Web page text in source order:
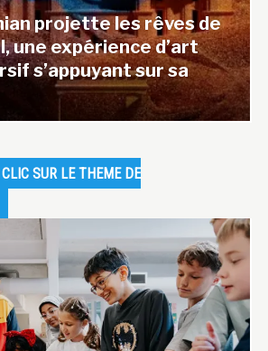
projette les rêves de
une expérience d’art
s’appuyant sur sa
SUR LE THEME DE